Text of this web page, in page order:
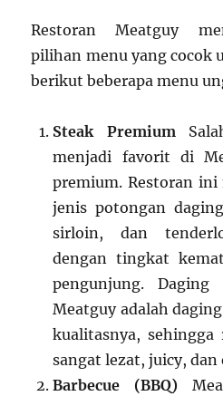
Restoran Meatguy
pilihan menu yang cocok
berikut beberapa menu
Steak Premium
menjadi favorit di
premium. Restoran ini
jenis potongan
sirloin, dan
dengan tingkat
pengunjung.
Meatguy adalah
kualitasnya, sehingga
sangat lezat, juicy, dan
Barbecue (BBQ)